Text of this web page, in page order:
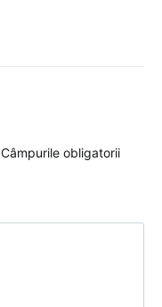
Câmpurile obligatorii